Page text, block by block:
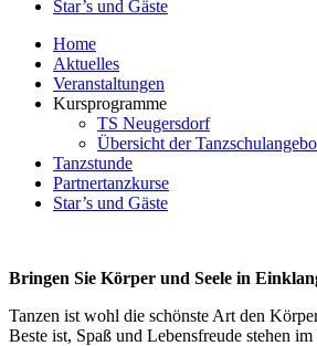
Star’s und Gäste
Home
Aktuelles
Veranstaltungen
Kursprogramme
TS Neugersdorf
Übersicht der
Tanzstunde
Partnertanzkurse
Star’s und Gäste
Bringen Sie Körper und Seele in
Tanzen ist wohl die schönste Art den
Beste ist, Spaß und Lebensfreude stehen